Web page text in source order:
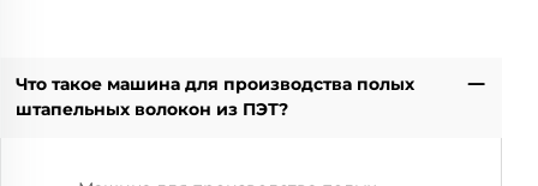
Что такое машина для производства полых
штапельных волокон из ПЭТ?